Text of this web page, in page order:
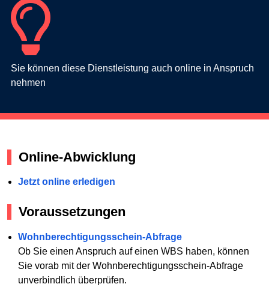
Sie können diese Dienstleistung auch online in Anspruch
nehmen
Online-Abwicklung
Jetzt online erledigen
Voraussetzungen
Wohnberechtigungsschein-Abfrage
Ob Sie einen Anspruch auf einen WBS haben, können
Sie vorab mit der Wohnberechtigungsschein-Abfrage
unverbindlich überprüfen.